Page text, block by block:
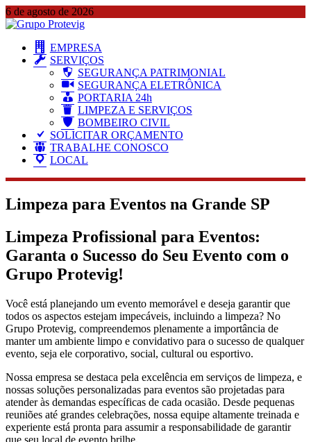
Skip
to
6 de agosto de 2026
EMPRESA
SERVIÇOS
SEGURANÇA PATRIMONIAL
SEGURANÇA ELETRÔNICA
PORTARIA 24h
LIMPEZA E SERVIÇOS
BOMBEIRO CIVIL
SOLICITAR ORÇAMENTO
TRABALHE CONOSCO
LOCAL
Limpeza para Eventos na Grande SP
Limpeza Profissional para Eventos:
Garanta o Sucesso do Seu Evento com o
Grupo Protevig!
Você está planejando um evento memorável e deseja garantir que
todos os aspectos estejam impecáveis, incluindo a limpeza? No
Grupo Protevig, compreendemos plenamente a importância de
manter um ambiente limpo e convidativo para o sucesso de qualquer
evento, seja ele corporativo, social, cultural ou esportivo.
Nossa empresa se destaca pela excelência em serviços de limpeza, e
nossas soluções personalizadas para eventos são projetadas para
atender às demandas específicas de cada ocasião. Desde pequenas
reuniões até grandes celebrações, nossa equipe altamente treinada e
experiente está pronta para assumir a responsabilidade de garantir
que seu local de evento brilhe.